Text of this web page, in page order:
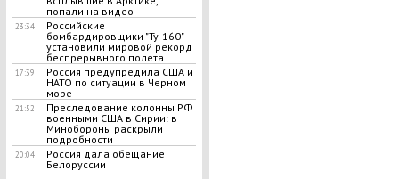
попали на видео
23:34
Российские
бомбардировщики "Ту-160"
установили мировой рекорд
беспрерывного полета
17:39
Россия предупредила США и
НАТО по ситуации в Черном
море
21:52
Преследование колонны РФ
военными США в Сирии: в
Минобороны раскрыли
подробности
20:04
Россия дала обещание
Белоруссии